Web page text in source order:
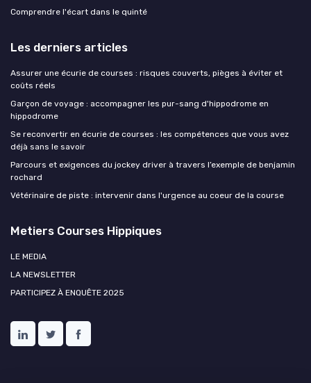
Comprendre l'écart dans le quinté
Les derniers articles
Assurer une écurie de courses : risques couverts, pièges à éviter et
coûts réels
Garçon de voyage : accompagner les pur-sang d'hippodrome en
hippodrome
Se reconvertir en écurie de courses : les compétences que vous avez
déjà sans le savoir
Parcours et exigences du jockey driver à travers l’exemple de benjamin
rochard
Vétérinaire de piste : intervenir dans l'urgence au coeur de la course
Metiers Courses Hippiques
LE MEDIA
LA NEWSLETTER
PARTICIPEZ À ENQUÊTE 2025